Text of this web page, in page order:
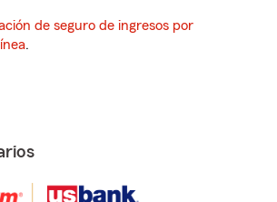
de seguro de ingresos por
.